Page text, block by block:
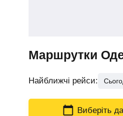
Маршрутки
Найближчі рейси:
Виберіть